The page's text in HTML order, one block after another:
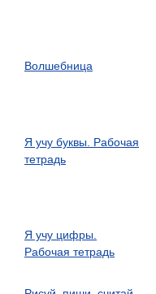
Волшебница
Я учу буквы. Рабочая
тетрадь
Я учу цифры.
Рабочая тетрадь